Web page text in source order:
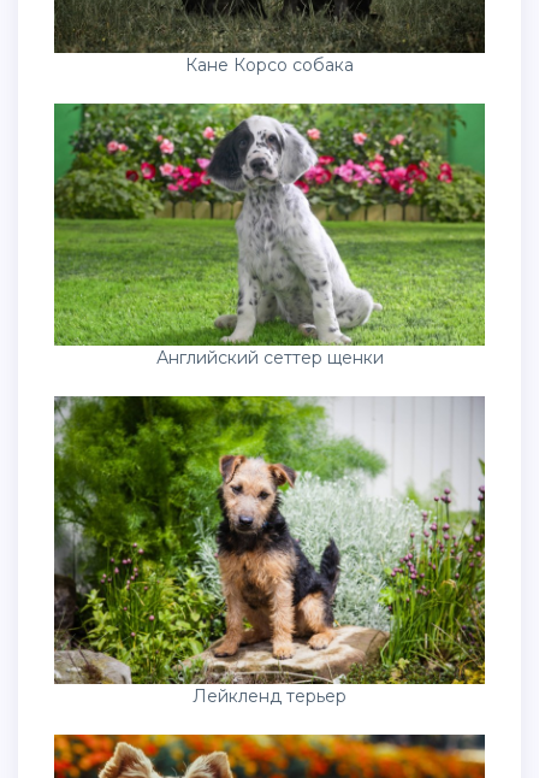
Кане Корсо собака
Английский сеттер щенки
Лейкленд терьер